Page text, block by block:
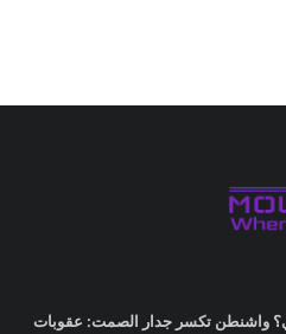
واشنطن تكسر جدار الصمت: عقوبات